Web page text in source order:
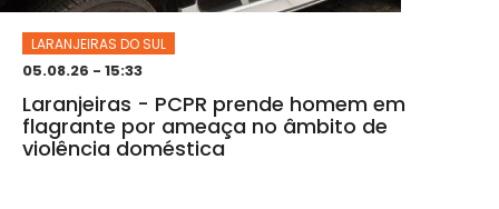
LARANJEIRAS DO SUL
05.08.26 - 15:33
Laranjeiras - PCPR prende homem em
flagrante por ameaça no âmbito de
violência doméstica